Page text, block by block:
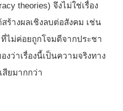
theories) จึงไม่ใช่เรื่อง
ร้างผลเชิงลบต่อสังคม เช่น
ไม่ค่อยถูกโจมตีจากประชา
ว่าเรื่องนี้เป็นความจริงทาง
สียมากกว่า